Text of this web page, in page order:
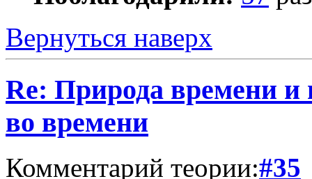
Вернуться наверх
Re: Природа времени и
во времени
Комментарий теории:#35